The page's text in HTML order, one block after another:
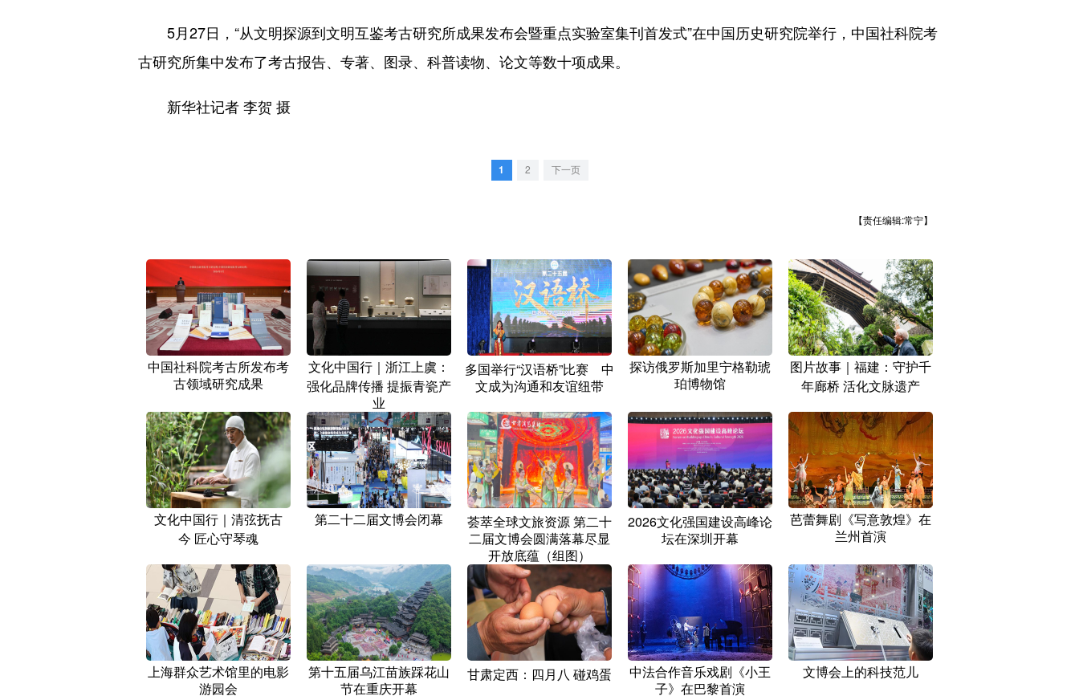
5月27日，“从文明探源到文明互鉴考古研究所成果发布会暨重点实验室集刊首发式”在中国历史研究院举行，中国社科院考
古研究所集中发布了考古报告、专著、图录、科普读物、论文等数十项成果。
新华社记者 李贺 摄
1 2 下一页
【责任编辑:常宁】
中国社科院考古所发布考
古领域研究成果
文化中国行｜浙江上虞：
强化品牌传播 提振青瓷产
业
多国举行“汉语桥”比赛 中
文成为沟通和友谊纽带
探访俄罗斯加里宁格勒琥
珀博物馆
图片故事｜福建：守护千
年廊桥 活化文脉遗产
文化中国行｜清弦抚古
今 匠心守琴魂
第二十二届文博会闭幕
荟萃全球文旅资源 第二十
二届文博会圆满落幕尽显
开放底蕴（组图）
2026文化强国建设高峰论
坛在深圳开幕
芭蕾舞剧《写意敦煌》在
兰州首演
上海群众艺术馆里的电影
游园会
第十五届乌江苗族踩花山
节在重庆开幕
甘肃定西：四月八 碰鸡蛋
中法合作音乐戏剧《小王
子》在巴黎首演
文博会上的科技范儿